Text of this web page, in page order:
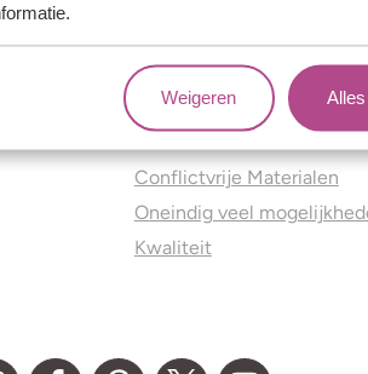
Weigeren
Jouw
Conflictvrije Materialen
Oneindig veel
Kwaliteit